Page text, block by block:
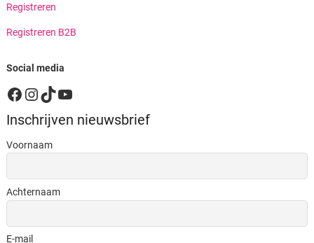
Registreren
Registreren B2B
Social media
Facebook
Instagram
TikTok
YouTube
Inschrijven nieuwsbrief
Voornaam
Achternaam
E-mail